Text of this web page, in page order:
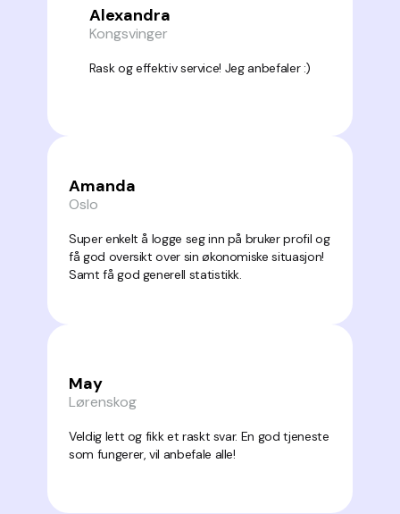
Alexandra
Kongsvinger
Rask og effektiv service! Jeg anbefaler :)
Amanda
Oslo
Super enkelt å logge seg inn på bruker profil og
få god oversikt over sin økonomiske situasjon!
Samt få god generell statistikk.
May
Lørenskog
Veldig lett og fikk et raskt svar. En god tjeneste
som fungerer, vil anbefale alle!